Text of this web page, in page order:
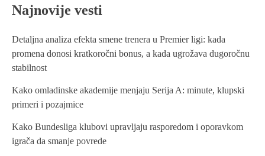
t
n
a
i
g
a
Najnovije vesti
Detaljna analiza efekta smene trenera u Premier ligi: kada
promena donosi kratkoročni bonus, a kada ugrožava dugoročnu
stabilnost
Kako omladinske akademije menjaju Serija A: minute, klupski
primeri i pozajmice
Kako Bundesliga klubovi upravljaju rasporedom i oporavkom
igrača da smanje povrede